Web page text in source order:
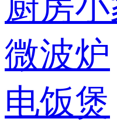
微波炉
电饭煲